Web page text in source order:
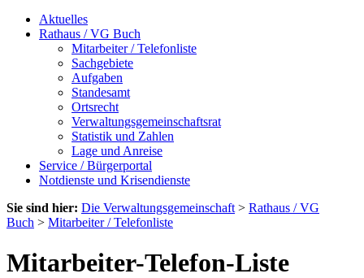
Aktuelles
Rathaus / VG Buch
Mitarbeiter / Telefonliste
Sachgebiete
Aufgaben
Standesamt
Ortsrecht
Verwaltungsgemeinschaftsrat
Statistik und Zahlen
Lage und Anreise
Service / Bürgerportal
Notdienste und Krisendienste
Sie sind hier: Die Verwaltungsgemeinschaft > Rathaus / VG
Buch > Mitarbeiter / Telefonliste
Mitarbeiter-Telefon-Liste